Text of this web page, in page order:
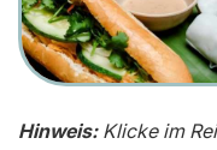
Hinweis: Klicke im